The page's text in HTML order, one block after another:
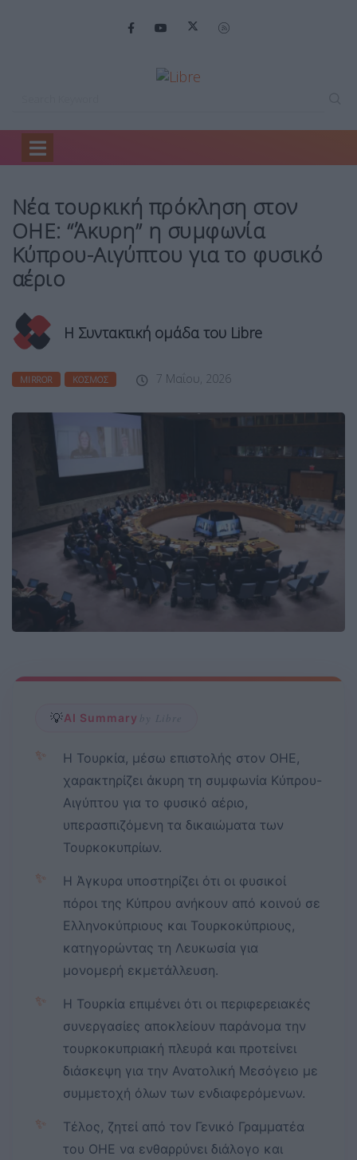
Home
Νέα τουρκική πρόκληση στον
ΟΗΕ: “Άκυρη” η συμφωνία
Κύπρου-Αιγύπτου για το φυσικό
αέριο
Η Συντακτική ομάδα του Libre
MIRROR ΚΌΣΜΟΣ 7 Μαΐου, 2026
💡AI Summary by Libre
✨
Η Τουρκία, μέσω επιστολής στον ΟΗΕ,
χαρακτηρίζει άκυρη τη συμφωνία Κύπρου-
Αιγύπτου για το φυσικό αέριο,
υπερασπιζόμενη τα δικαιώματα των
Τουρκοκυπρίων.
✨
Η Άγκυρα υποστηρίζει ότι οι φυσικοί
πόροι της Κύπρου ανήκουν από κοινού σε
Ελληνοκύπριους και Τουρκοκύπριους,
κατηγορώντας τη Λευκωσία για
μονομερή εκμετάλλευση.
✨
Η Τουρκία επιμένει ότι οι περιφερειακές
συνεργασίες αποκλείουν παράνομα την
τουρκοκυπριακή πλευρά και προτείνει
διάσκεψη για την Ανατολική Μεσόγειο με
συμμετοχή όλων των ενδιαφερόμενων.
✨
Τέλος, ζητεί από τον Γενικό Γραμματέα
του ΟΗΕ να ενθαρρύνει διάλογο και